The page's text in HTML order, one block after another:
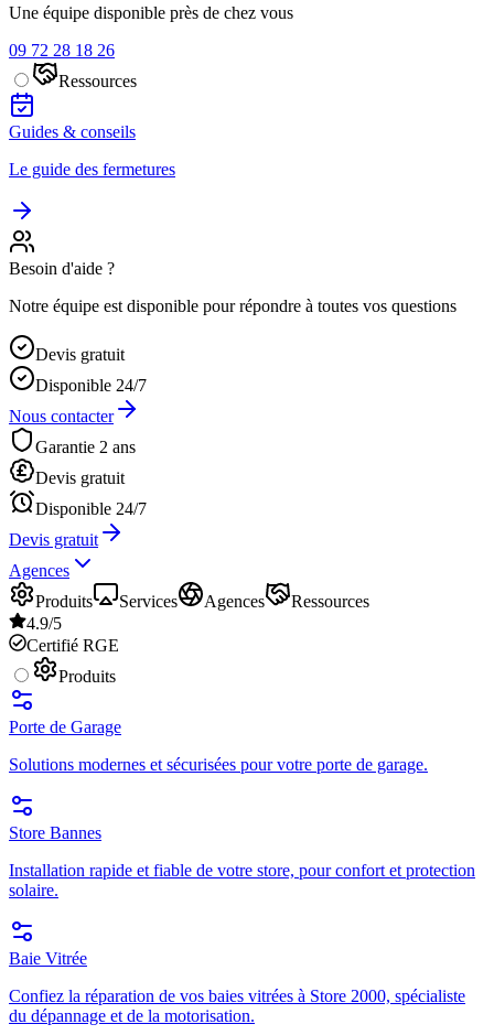
Une équipe disponible près de chez vous
09 72 28 18 26
Ressources
Guides & conseils
Le guide des fermetures
Besoin d'aide ?
Notre équipe est disponible pour répondre à toutes vos questions
Devis gratuit
Disponible 24/7
Nous contacter
Garantie 2 ans
Devis gratuit
Disponible 24/7
Devis gratuit
Agences
Produits
Services Agences
Ressources
4.9/5
Certifié RGE
Produits
Porte de Garage
Solutions modernes et sécurisées pour votre porte de garage.
Store Bannes
Installation rapide et fiable de votre store, pour confort et protection
solaire.
Baie Vitrée
Confiez la réparation de vos baies vitrées à Store 2000, spécialiste
du dépannage et de la motorisation.